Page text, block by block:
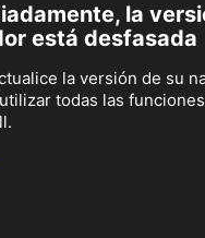
la
está desfasada
la versión de su
todas las